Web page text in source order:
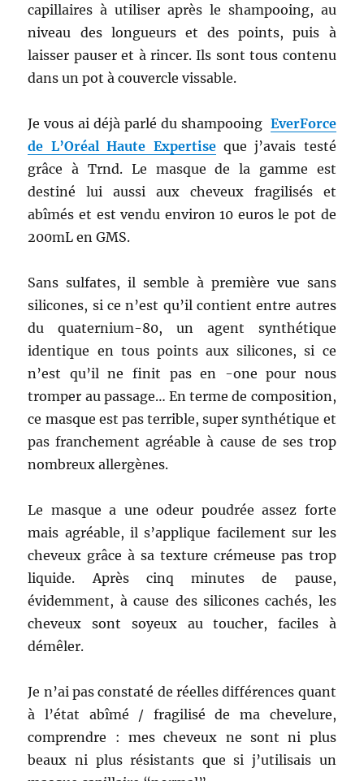
capillaires à utiliser après le shampooing, au
niveau des longueurs et des points, puis à
laisser pauser et à rincer. Ils sont tous contenu
dans un pot à couvercle vissable.
Je vous ai déjà parlé du shampooing EverForce
de L’Oréal Haute Expertiseque j’avais testé
grâce à Trnd. Le masque de la gamme est
destiné lui aussi aux cheveux fragilisés et
abîmés et est vendu environ 10 euros le pot de
200mL en GMS.
Sans sulfates, il semble à première vue sans
silicones, si ce n’est qu’il contient entre autres
du quaternium-80, un agent synthétique
identique en tous points aux silicones, si ce
n’est qu’il ne finit pas en -one pour nous
tromper au passage… En terme de composition,
ce masque est pas terrible, super synthétique et
pas franchement agréable à cause de ses trop
nombreux allergènes.
Le masque a une odeur poudrée assez forte
mais agréable, il s’applique facilement sur les
cheveux grâce à sa texture crémeuse pas trop
liquide. Après cinq minutes de pause,
évidemment, à cause des silicones cachés, les
cheveux sont soyeux au toucher, faciles à
démêler.
Je n’ai pas constaté de réelles différences quant
à l’état abîmé / fragilisé de ma chevelure,
comprendre : mes cheveux ne sont ni plus
beaux ni plus résistants que si j’utilisais un